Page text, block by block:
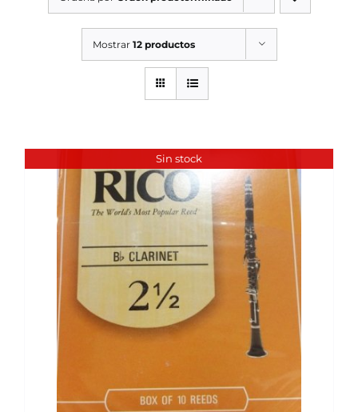
SERVICIOS TALLER
SERVICIOS TALLER
Mostrar 12 productos
Sin stock